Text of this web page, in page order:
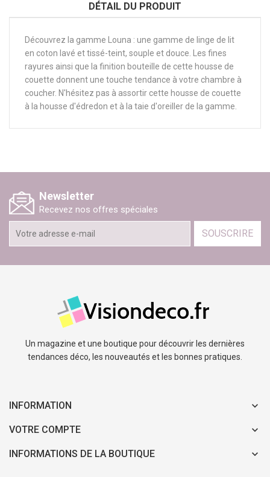
DÉTAIL DU PRODUIT
Découvrez la gamme Louna : une gamme de linge de lit
en coton lavé et tissé-teint, souple et douce. Les fines
rayures ainsi que la finition bouteille de cette housse de
couette donnent une touche tendance à votre chambre à
coucher. N'hésitez pas à assortir cette housse de couette
à la housse d'édredon et à la taie d'oreiller de la gamme.
Newsletter
Recevez nos offres spéciales
SOUSCRIRE
Un magazine et une boutique pour découvrir les dernières
tendances déco, les nouveautés et les bonnes pratiques.
INFORMATION
VOTRE COMPTE
INFORMATIONS DE LA BOUTIQUE